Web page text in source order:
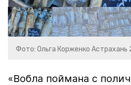
Фото: Ольга Корженко Астрахань
«Вобла поймана с